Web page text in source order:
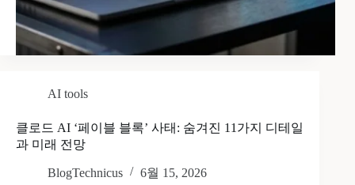
AI tools
클로드 AI ‘페이블 블록’ 사태: 숨겨진 11가지 디테일
과 미래 전망
BlogTechnicus 6월 15, 2026